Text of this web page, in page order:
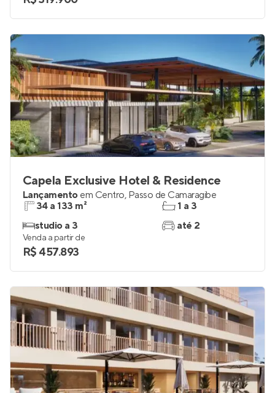
Capela Exclusive Hotel & Residence
Lançamento em Centro, Passo de Camaragibe
34 a 133 m²
studio a 3
1 a 3
até 2
Venda a partir de
R$ 457.893